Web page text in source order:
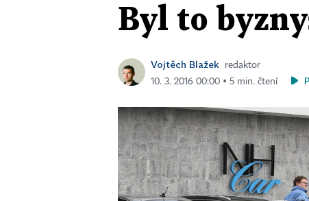
Byl to
Vojtěch Blažek
redaktor
10. 3. 2016 00:00 ▪ 5 min. čtení